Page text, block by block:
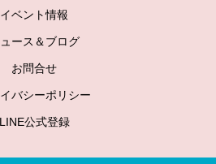
イベント情報
ース＆ブログ
お問合せ
バシーポリシー
LINE公式登録